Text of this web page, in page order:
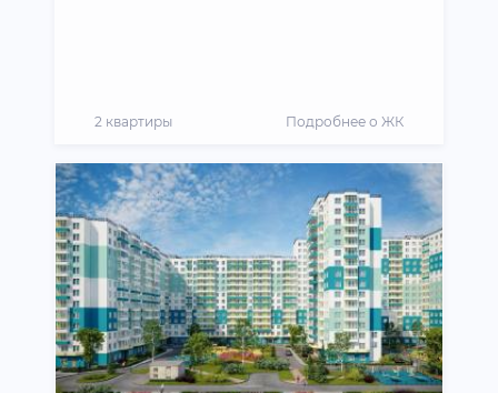
2 квартиры Подробнее о ЖК